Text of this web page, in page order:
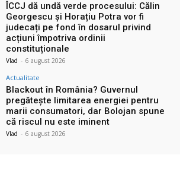
ÎCCJ dă undă verde procesului: Călin
Georgescu și Horațiu Potra vor fi
judecați pe fond în dosarul privind
acțiuni împotriva ordinii
constituționale
Vlad - 6 august 2026
Actualitate
Blackout în România? Guvernul
pregătește limitarea energiei pentru
marii consumatori, dar Bolojan spune
că riscul nu este iminent
Vlad - 6 august 2026